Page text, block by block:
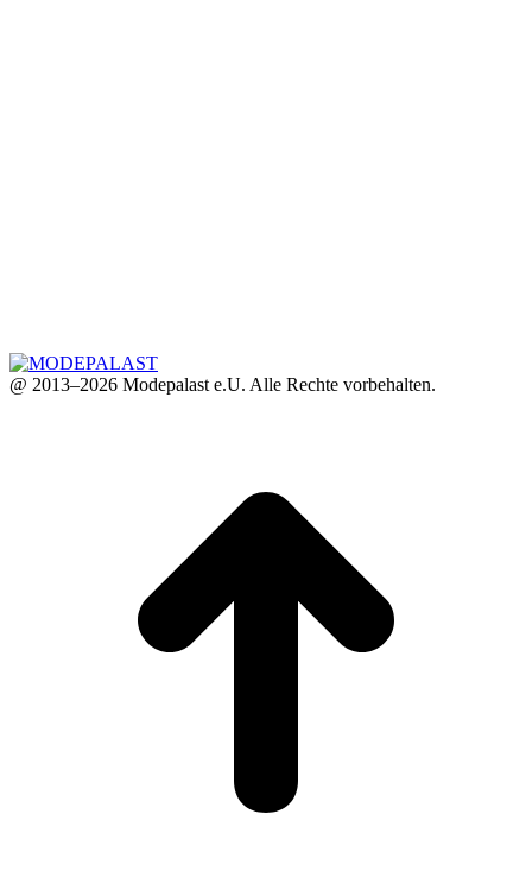
@ 2013–2026 Modepalast e.U. Alle Rechte vorbehalten.